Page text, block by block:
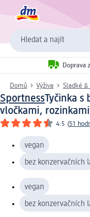
Hledat a najít
Doprava
Domů Výživa Sladké &
SportnessTyčinka s
vločkami,
4.5 (51
vegan
bez konzervačních
vegan
bez konzervačních